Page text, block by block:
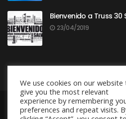
Bienvenido a Truss 30
23/04/2019
Política de privacidad y aviso legal|
We use cookies on our website
give you the most relevant
experience by remembering
preferences and repeat visits.